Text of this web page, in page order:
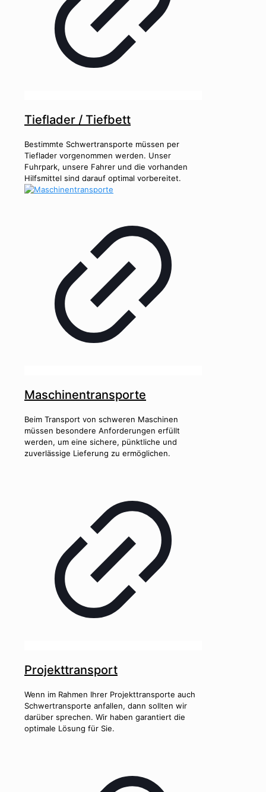
Tieflader / Tiefbett
Bestimmte Schwertransporte müssen per
Tieflader vorgenommen werden. Unser
Fuhrpark, unsere Fahrer und die vorhanden
Hilfsmittel sind darauf optimal vorbereitet.
Maschinentransporte
Beim Transport von schweren Maschinen
müssen besondere Anforderungen erfüllt
werden, um eine sichere, pünktliche und
zuverlässige Lieferung zu ermöglichen.
Projekttransport
Wenn im Rahmen Ihrer Projekttransporte auch
Schwertransporte anfallen, dann sollten wir
darüber sprechen. Wir haben garantiert die
optimale Lösung für Sie.